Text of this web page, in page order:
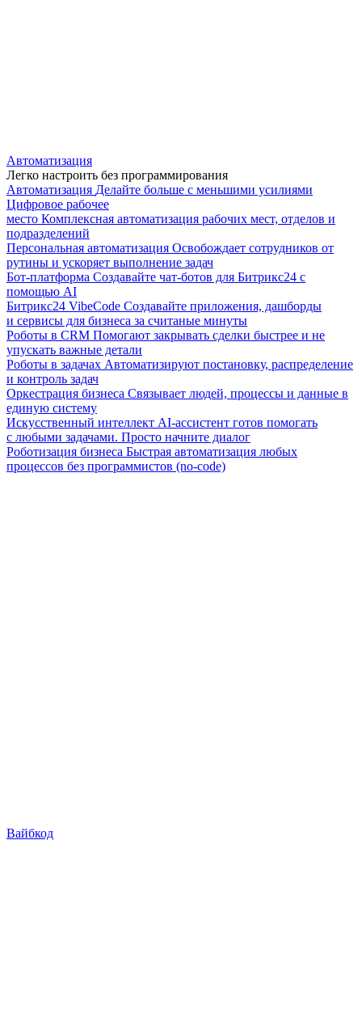
Автоматизация
Легко настроить без программирования
Автоматизация Делайте больше с меньшими усилиями
Цифровое рабочее
место Комплексная автоматизация рабочих мест, отделов и
подразделений
Персональная автоматизация Освобождает сотрудников от
рутины и ускоряет выполнение задач
Бот-платформа Создавайте чат-ботов для Битрикс24 с
помощью AI
Битрикс24 VibeCode Создавайте приложения, дашборды
и сервисы для бизнеса за считаные минуты
Роботы в CRM Помогают закрывать сделки быстрее и не
упускать важные детали
Роботы в задачах Автоматизируют постановку, распределение
и контроль задач
Оркестрация бизнеса Связывает людей, процессы и данные в
единую систему
Искусственный интеллект AI-ассистент готов помогать
с любыми задачами. Просто начните диалог
Роботизация бизнеса Быстрая автоматизация любых
процессов без программистов (no-code)
Вайбкод